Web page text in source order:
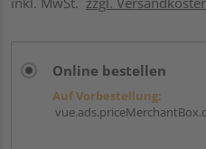
Online bestellen
Auf Vorbestellung: